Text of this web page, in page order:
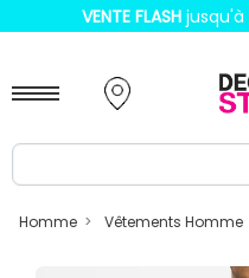
VENTE FLASH jusqu'à
Homme Vêtements Homme